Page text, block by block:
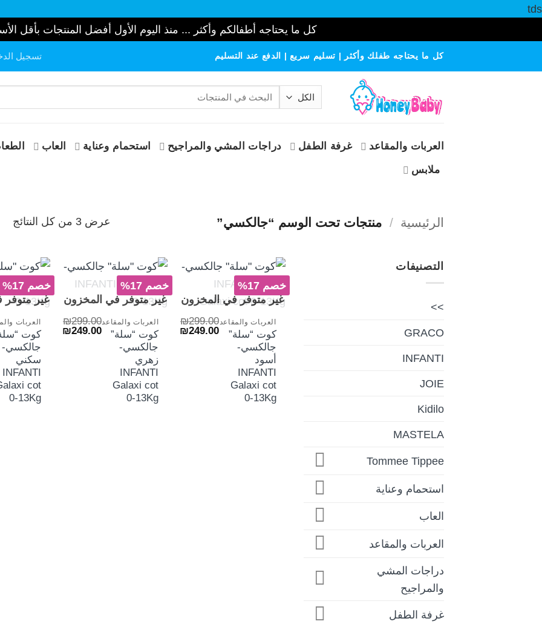
tds
كل ما يحتاجه أطفالكم وأكثر ... منذ اليوم الأول أفضل المنتجات بأقل
كل ما يحتاجه طفلك وأكثر | تسليم سريع | الدفع عند التسليم تسجيل
البحث
العربات والمقاعد غرفة الطفل دراجات المشي والمراجيح استحمام وعناية العاب
ملابس
الرئيسية / منتجات تحت الوسم “جالكسي” عرض ⁦3⁩ من كل النتائج
التصنيفات
>>
GRACO
INFANTI
JOIE
Kidilo
MASTELA
Tommee Tippee
استحمام وعناية
العاب
العربات والمقاعد
دراجات المشي
والمراجيح
غرفة الطفل
خصم 17%
غير متوفر في المخزون
العربات والمقاعد
كوت “سلة”
جالكسي-
أسود
INFANTI
Galaxi cot
0-13Kg
₪299.00
السعر ₪249.00
السعر
الحالي
خصم 17%
غير متوفر في المخزون
العربات والمقاعد
كوت “سلة”
جالكسي-
زهري
INFANTI
Galaxi cot
0-13Kg
₪299.00
السعر ₪249.00
السعر
الحالي
خصم 17%
غير
العربات
كوت
جالكسي-
سكني
INFANTI
cot
0-13Kg